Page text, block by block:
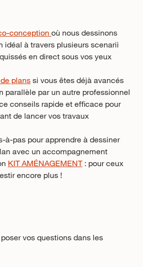
conception où nous dessinons
idéal à travers plusieurs scenarii
en direct sous vos yeux
plans si vous êtes déjà avancés
parallèle par un autre professionnel
conseils rapide et efficace pour
de lancer vos travaux
à-pas pour apprendre à dessiner
avec un accompagnement
KIT AMÉNAGEMENT : pour ceux
encore plus !
vos questions dans les